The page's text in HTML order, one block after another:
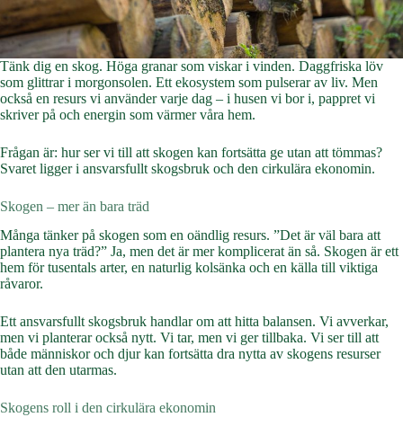
Tänk dig en skog. Höga granar som viskar i vinden. Daggfriska löv
som glittrar i morgonsolen. Ett ekosystem som pulserar av liv. Men
också en resurs vi använder varje dag – i husen vi bor i, pappret vi
skriver på och energin som värmer våra hem.
Frågan är: hur ser vi till att skogen kan fortsätta ge utan att tömmas?
Svaret ligger i ansvarsfullt skogsbruk och den cirkulära ekonomin.
Skogen – mer än bara träd
Många tänker på skogen som en oändlig resurs. ”Det är väl bara att
plantera nya träd?” Ja, men det är mer komplicerat än så. Skogen är ett
hem för tusentals arter, en naturlig kolsänka och en källa till viktiga
råvaror.
Ett ansvarsfullt skogsbruk handlar om att hitta balansen. Vi avverkar,
men vi planterar också nytt. Vi tar, men vi ger tillbaka. Vi ser till att
både människor och djur kan fortsätta dra nytta av skogens resurser
utan att den utarmas.
Skogens roll i den cirkulära ekonomin